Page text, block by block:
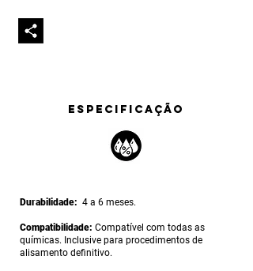
ESPECIFICAÇÃO
Durabilidade: 4 a 6 meses.
Compatibilidade: Compatível com todas as
químicas. Inclusive para procedimentos de
alisamento definitivo.